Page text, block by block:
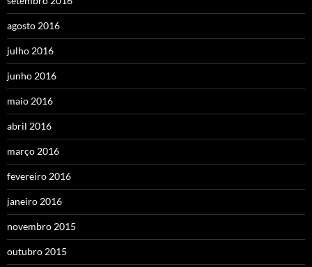
agosto 2016
julho 2016
junho 2016
maio 2016
abril 2016
março 2016
fevereiro 2016
janeiro 2016
novembro 2015
outubro 2015